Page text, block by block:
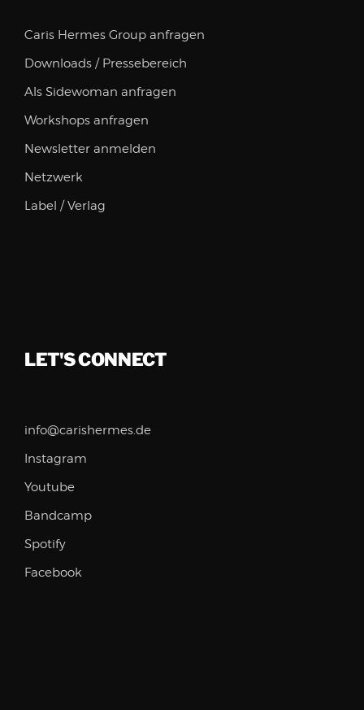
Caris Hermes Group anfragen
Downloads / Pressebereich
Als Sidewoman anfragen
Workshops anfragen
Newsletter anmelden
Netzwerk
Label / Verlag
LET'S CONNECT
info@carishermes.de
Instagram
Youtube
Bandcamp
Spotify
Facebook